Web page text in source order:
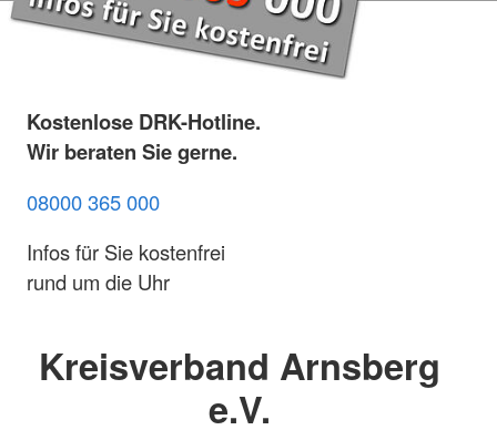
Kostenlose DRK-Hotline.
Wir beraten Sie gerne.
08000 365 000
Infos für Sie kostenfrei
rund um die Uhr
Kreisverband Arnsberg
e.V.